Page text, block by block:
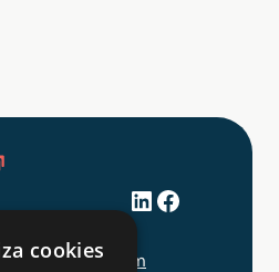
LinkedIn
Facebook
cookies